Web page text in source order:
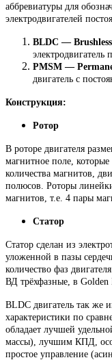
аббревиатуры для
электродвигателей
BLDC —
электродвигатель
PMSM —
двигатель с
Конструкция:
Ротор
В роторе двигателя
магнитное поле,
количества магнитов,
полюсов. Роторы
магнитов, т.е. 4 пары
Статор
Статор сделан из
уложенной в пазы
количество фаз
ВД трёхфазные, в Golden
BLDC двигатель так же
характеристики по
обладает лучшей
массы), лучшим КПД,
простое управление